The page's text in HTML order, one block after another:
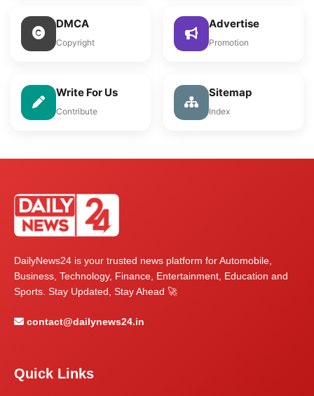
DMCA
Copyright
Advertise
Promotion
Write For Us
Contribute
Sitemap
Index
DailyNews24 is your trusted news platform for Automobile,
Business, Technology, Finance, Entertainment, Education and
Sports. Stay Updated, Stay Ahead 🚀
contact@dailynews24.in
Quick Links